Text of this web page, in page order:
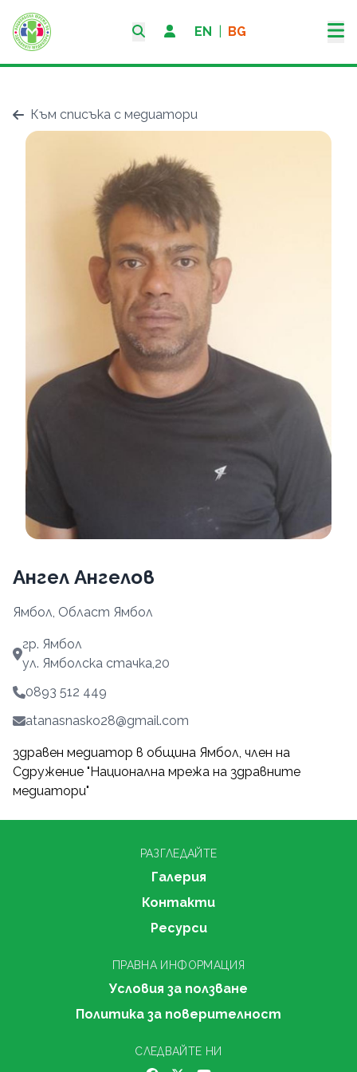
EN BG
Към списъка с медиатори
Ангел Ангелов
Ямбол, Област Ямбол
гр. Ямбол
ул. Ямболска стачка,20
0893 512 449
atanasnasko28@gmail.com
здравен медиатор в община Ямбол, член на
Сдружение "Национална мрежа на здравните
медиатори"
РАЗГЛЕДАЙТЕ
Галерия
Контакти
Ресурси
ПРАВНА ИНФОРМАЦИЯ
Условия за ползване
Политика за поверителност
СЛЕДВАЙТЕ НИ